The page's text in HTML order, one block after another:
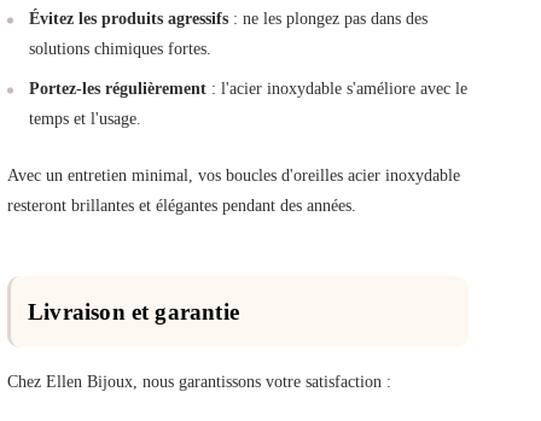
Évitez les produits agressifs : ne les plongez pas dans des
solutions chimiques fortes.
Portez-les régulièrement : l'acier inoxydable s'améliore avec le
temps et l'usage.
Avec un entretien minimal, vos boucles d'oreilles acier inoxydable
resteront brillantes et élégantes pendant des années.
Livraison et garantie
Chez Ellen Bijoux, nous garantissons votre satisfaction :